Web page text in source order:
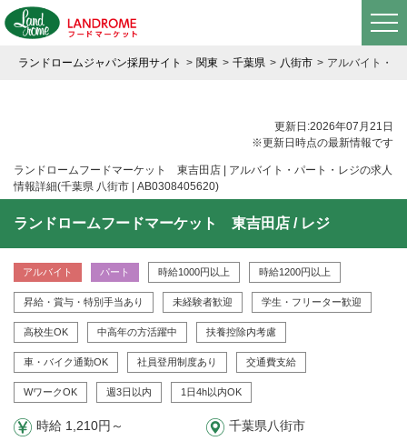
ランドロームジャパン採用サイト 関東 千葉県 八街市 アルバイト・
更新日:2026年07月21日
※更新日時点の最新情報です
ランドロームフードマーケット 東吉田店 | アルバイト・パート・レジの求人
情報詳細(千葉県 八街市 | AB0308405620)
ランドロームフードマーケット 東吉田店 / レジ
アルバイト パート 時給1000円以上 時給1200円以上
昇給・賞与・特別手当あり 未経験者歓迎 学生・フリーター歓迎
高校生OK 中高年の方活躍中 扶養控除内考慮
車・バイク通勤OK 社員登用制度あり 交通費支給
WワークOK 週3日以内 1日4h以内OK
時給 1,210円～ 千葉県八街市